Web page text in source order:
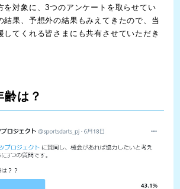
を対象に、3つのアンケートを取らせてい
結果、予想外の結果もみえてきたので、当
してくれる皆さまにも共有させていただき
は？